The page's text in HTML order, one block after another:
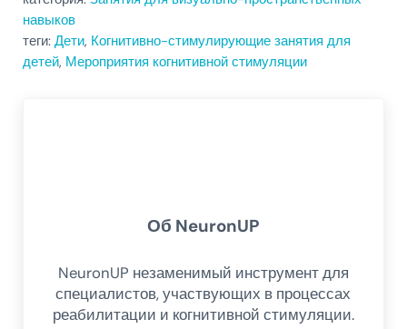
навыков
теги: Дети, Когнитивно-стимулирующие занятия для
детей, Мероприятия когнитивной стимуляции
Об NeuronUP
NeuronUP незаменимый инструмент для
специалистов, участвующих в процессах
реабилитации и когнитивной стимуляции.